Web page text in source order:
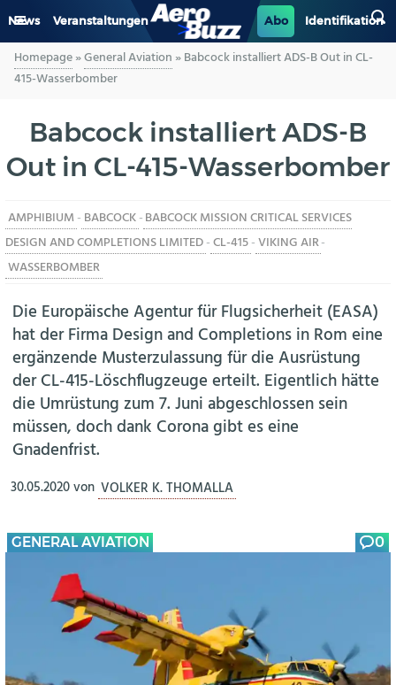
News Veranstaltungen Abo Identifikation
GENERAL AVIATION
LUFTVERKEHR
INDUSTRIE
BERUFE
AERO-KULTUR
Homepage»General Aviation »Babcock installiert ADS-B Out in CL-
415-Wasserbomber
Babcock installiert ADS-B
Out in CL-415-Wasserbomber
AMPHIBIUM - BABCOCK-BABCOCK MISSION CRITICAL SERVICES
DESIGN AND COMPLETIONS LIMITED-CL-415-VIKING AIR-
WASSERBOMBER
Die Europäische Agentur für Flugsicherheit (EASA)
hat der Firma Design and Completions in Rom eine
ergänzende Musterzulassung für die Ausrüstung
der CL-415-Löschflugzeuge erteilt. Eigentlich hätte
die Umrüstung zum 7. Juni abgeschlossen sein
müssen, doch dank Corona gibt es eine
Gnadenfrist.
30.05.2020von VOLKER K. THOMALLA
GENERAL AVIATION 0